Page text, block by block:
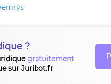
?
gratuitement
sur Juribot.fr